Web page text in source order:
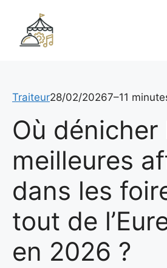
contenu
Traiteur28/02/20267–11
Où dénicher
meilleures
dans les
tout de
en 2026 ?